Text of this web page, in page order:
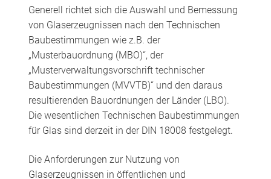
Generell richtet sich die Auswahl und Bemessung
von Glaserzeugnissen nach den Technischen
Baubestimmungen wie z.B. der
„Musterbauordnung (MBO)“, der
„Musterverwaltungsvorschrift technischer
Baubestimmungen (MVVTB)“ und den daraus
resultierenden Bauordnungen der Länder (LBO).
Die wesentlichen Technischen Baubestimmungen
für Glas sind derzeit in der DIN 18008 festgelegt.
Die Anforderungen zur Nutzung von
Glaserzeugnissen in öffentlichen und